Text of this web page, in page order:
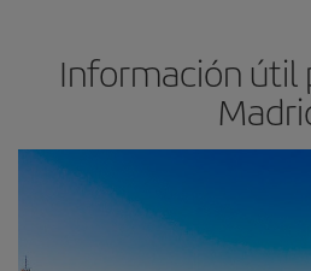
Información útil